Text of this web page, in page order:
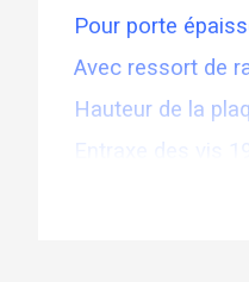
Pour porte
Avec ressort de
Hauteur de la
Entraxe des